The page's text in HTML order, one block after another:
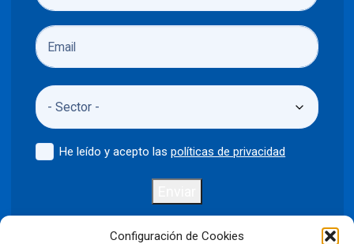
Configuración de Cookies
He leído y acepto laspolíticas de privacidad